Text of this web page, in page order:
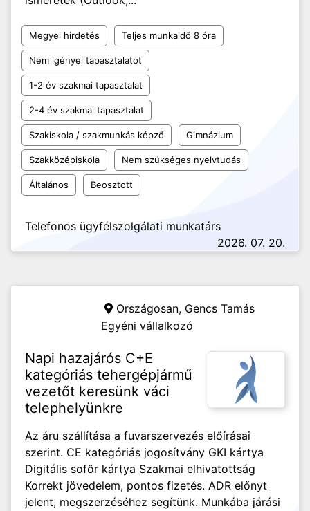
Megyei hirdetés Teljes munkaidő 8 óra
Nem igényel tapasztalatot
1-2 év szakmai tapasztalat
2-4 év szakmai tapasztalat
Szakiskola / szakmunkás képző Gimnázium
Szakközépiskola Nem szükséges nyelvtudás
Általános Beosztott
Telefonos ügyfélszolgálati munkatárs
2026. 07. 20.
Országosan, Gencs Tamás
Egyéni vállalkozó
Napi hazajárós C+E
kategóriás tehergépjármű
vezetőt keresünk váci
telephelyünkre
Az áru szállítása a fuvarszervezés előírásai
szerint. CE kategóriás jogosítvány GKI kártya
Digitális sofőr kártya Szakmai elhivatottság
Korrekt jövedelem, pontos fizetés. ADR előnyt
jelent, megszerzéséhez segítünk. Munkába járási